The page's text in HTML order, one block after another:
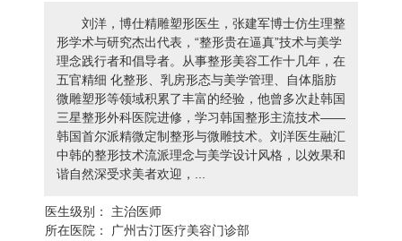
刘洋，博仕精雕塑形医生，张建军博士仿生理整
形学术与研究杰出代表，“整形贵在逼真”技术与美学
理念践行者和倡导者。从事整形美容工作十几年，在
五官精细 化整形、乳房形态与美学管理、自体脂肪
微雕塑形等领域积累了丰富的经验，他曾多次赴韩国
三星整形外科医院进修，学习韩国整形主流技术——
韩国首尔派精微定制整形与微雕技术。刘洋医生融汇
中韩的整形技术流派理念与美学设计风格，以效果和
谐自然深受求美者欢迎，...
医生级别：
主治医师
所在医院：
广州古汀医疗美容门诊部